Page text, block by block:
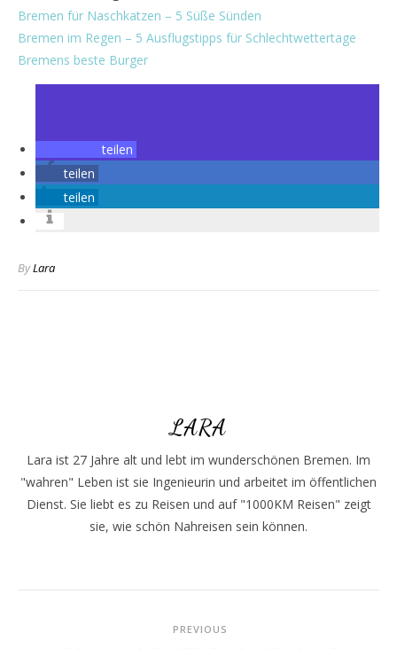
Bremen für Naschkatzen – 5 Süße Sünden
Bremen im Regen – 5 Ausflugstipps für Schlechtwettertage
Bremens beste Burger
teilen
teilen
teilen
ByLara
LARA
Lara ist 27 Jahre alt und lebt im wunderschönen Bremen. Im
"wahren" Leben ist sie Ingenieurin und arbeitet im öffentlichen
Dienst. Sie liebt es zu Reisen und auf "1000KM Reisen" zeigt
sie, wie schön Nahreisen sein können.
PREVIOUS